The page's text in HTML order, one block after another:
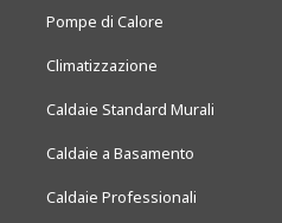
Pompe di Calore
Climatizzazione
Caldaie Standard Murali
Caldaie a Basamento
Caldaie Professionali